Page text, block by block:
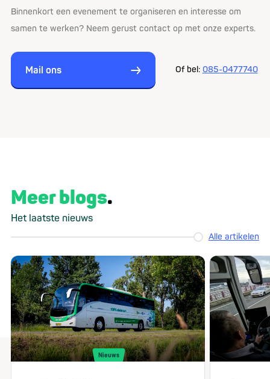
Binnenkort een evenement te organiseren en interesse om
samen te werken? Neem gerust contact op met onze experts.
Mail ons Of bel: 085-0477740
Meer blogs
Het laatste nieuws
Alle artikelen
Nieuws